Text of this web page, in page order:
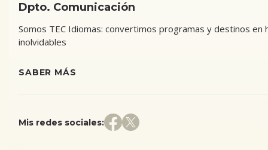
Dpto. Comunicación
Somos TEC Idiomas: convertimos programas y destinos en
inolvidables
SABER MÁS
Mis redes sociales: